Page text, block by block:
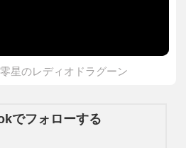
零星のレディオドラグーン
でフォローする